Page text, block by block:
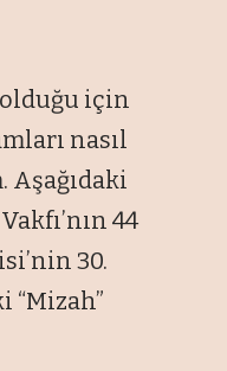
için
nasıl
Aşağıdaki
44
30.
“Mizah”